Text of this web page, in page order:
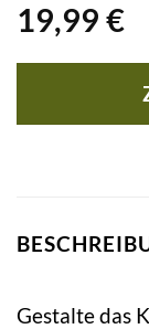
19,99 €
Gestalte das